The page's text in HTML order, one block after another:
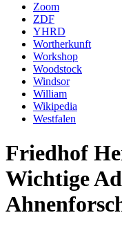
Zoom
ZDF
YHRD
Wortherkunft
Workshop
Woodstock
Windsor
William
Wikipedia
Westfalen
Friedhof
Wichtige